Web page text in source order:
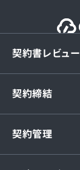
契約書レビュー
契約締結
契約管理